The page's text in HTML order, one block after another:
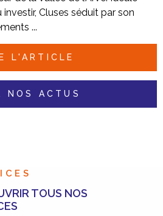
Cluses séduit par son
...
L'ARTICLE
TOUS NOS